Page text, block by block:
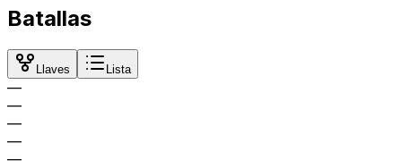
Batallas
Llaves Lista
—
—
—
—